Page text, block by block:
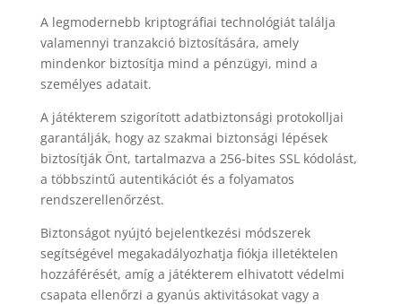
A legmodernebb kriptográfiai technológiát találja
valamennyi tranzakció biztosítására, amely
mindenkor biztosítja mind a pénzügyi, mind a
személyes adatait.
A játékterem szigorított adatbiztonsági protokolljai
garantálják, hogy az szakmai biztonsági lépések
biztosítják Önt, tartalmazva a 256-bites SSL kódolást,
a többszintű autentikációt és a folyamatos
rendszerellenőrzést.
Biztonságot nyújtó bejelentkezési módszerek
segítségével megakadályozhatja fiókja illetéktelen
hozzáférését, amíg a játékterem elhivatott védelmi
csapata ellenőrzi a gyanús aktivitásokat vagy a